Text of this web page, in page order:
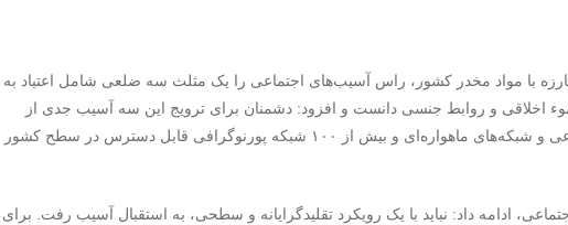
با مواد مخدر کشور، راس آسیب‌های اجتماعی را یک مثلث سه ضلعی شامل اعتیاد به
اخلاقی و روابط جنسی دانست و افزود: دشمنان برای ترویج این سه آسیب جدی از
ابزارهایی همچون برخی شبکه‌های اجتماعی و شبکه‌های ماهواره‌ای و بیش از ۱۰۰ شبکه پورنوگرافی قابل دسترس در سطح کشور
ادامه داد: نباید با یک رویکرد تقلیدگرایانه و سطحی، به استقبال آسیب رفت. برای